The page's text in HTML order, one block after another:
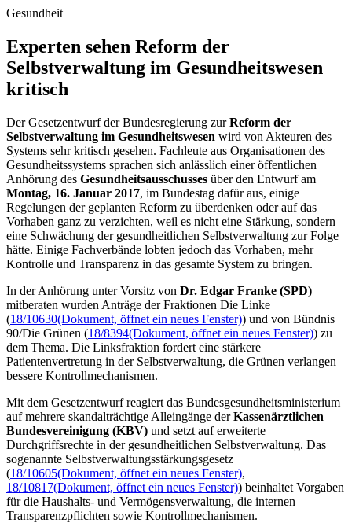
Gesundheit
Experten sehen Reform der
Selbstverwaltung im Gesundheitswesen
kritisch
Der Gesetzentwurf der Bundesregierung zurReform der
Selbstverwaltung im Gesundheitswesen wird von Akteuren des
Systems sehr kritisch gesehen. Fachleute aus Organisationen des
Gesundheitssystems sprachen sich anlässlich einer öffentlichen
Anhörung des Gesundheitsausschusses über den Entwurf am
Montag, 16. Januar 2017, im Bundestag dafür aus, einige
Regelungen der geplanten Reform zu überdenken oder auf das
Vorhaben ganz zu verzichten, weil es nicht eine Stärkung, sondern
eine Schwächung der gesundheitlichen Selbstverwaltung zur Folge
hätte. Einige Fachverbände lobten jedoch das Vorhaben, mehr
Kontrolle und Transparenz in das gesamte System zu bringen.
In der Anhörung unter Vorsitz von Dr. Edgar Franke (SPD)
mitberaten wurden Anträge der Fraktionen Die Linke
(18/10630(Dokument, öffnet ein neues Fenster)) und von Bündnis
90/Die Grünen (18/8394(Dokument, öffnet ein neues Fenster)) zu
dem Thema. Die Linksfraktion fordert eine stärkere
Patientenvertretung in der Selbstverwaltung, die Grünen verlangen
bessere Kontrollmechanismen.
Mit dem Gesetzentwurf reagiert das Bundesgesundheitsministerium
auf mehrere skandalträchtige Alleingänge derKassenärztlichen
Bundesvereinigung (KBV) und setzt auf erweiterte
Durchgriffsrechte in der gesundheitlichen Selbstverwaltung. Das
sogenannte Selbstverwaltungsstärkungsgesetz
(18/10605(Dokument, öffnet ein neues Fenster),
18/10817(Dokument, öffnet ein neues Fenster)) beinhaltet Vorgaben
für die Haushalts- und Vermögensverwaltung, die internen
Transparenzpflichten sowie Kontrollmechanismen.